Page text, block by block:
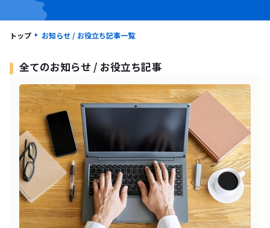
トップ お知らせ / お役立ち記事一覧
全てのお知らせ / お役立ち記事